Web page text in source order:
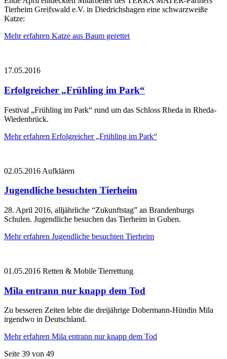
Tierheim Greifswald e.V. in Diedrichshagen eine schwarzweiße
Katze:
Mehr erfahren Katze aus Baum gerettet
17.05.2016
Erfolgreicher „Frühling im Park“
Festival „Frühling im Park“ rund um das Schloss Rheda in Rheda-
Wiedenbrück.
Mehr erfahren Erfolgreicher „Frühling im Park“
02.05.2016 Aufklären
Jugendliche besuchten Tierheim
28. April 2016, alljährliche “Zukunftstag” an Brandenburgs
Schulen. Jugendliche besuchen das Tierheim in Guben.
Mehr erfahren Jugendliche besuchten Tierheim
01.05.2016 Retten & Mobile Tierrettung
Mila entrann nur knapp dem Tod
Zu besseren Zeiten lebte die dreijährige Dobermann-Hündin Mila
irgendwo in Deutschland.
Mehr erfahren Mila entrann nur knapp dem Tod
Seite 39 von 49